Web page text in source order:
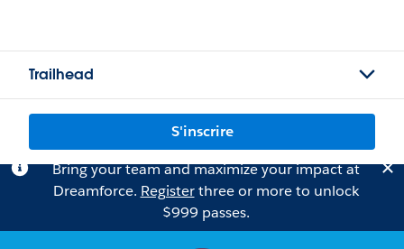
Trailhead
S'inscrire
Bring your team and maximize your impact at
Dreamforce. Registerthree or more to unlock
$999 passes.